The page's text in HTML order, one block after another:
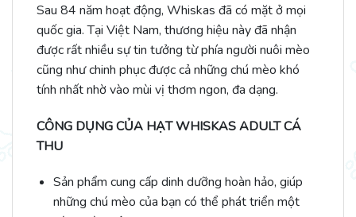
Sau 84 năm hoạt động, Whiskas đã có mặt ở mọi
quốc gia. Tại Việt Nam, thương hiệu này đã nhận
được rất nhiều sự tin tưởng từ phía người nuôi mèo
cũng như chinh phục được cả những chú mèo khó
tính nhất nhờ vào mùi vị thơm ngon, đa dạng.
CÔNG DỤNG CỦA HẠT WHISKAS ADULT CÁ
THU
Sản phẩm cung cấp dinh dưỡng hoàn hảo, giúp
những chú mèo của bạn có thể phát triển một